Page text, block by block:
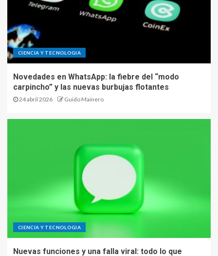
CIENCIA Y TECNOLOGIA
Novedades en WhatsApp: la fiebre del “modo
carpincho” y las nuevas burbujas flotantes
24 abril 2026 Guido Mainero
CIENCIA Y TECNOLOGIA
Nuevas funciones y una falla viral: todo lo que